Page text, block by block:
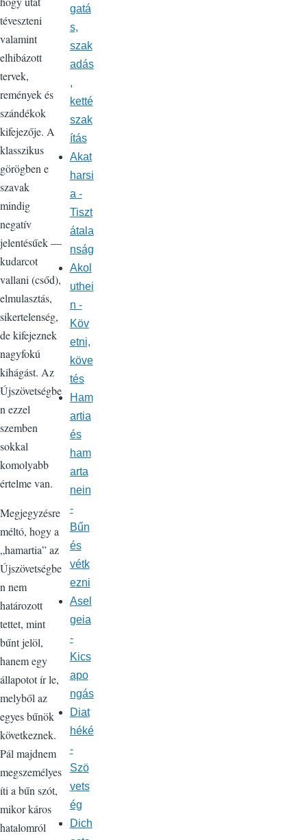
téveszteni
valamint
elhibázott
tervek,
remények és
szándékok
kifejezője. A
klasszikus
görögben e
szavak
mindig
negatív
jelentésűek —
kudarcot
vallani (csőd),
elmulasztás,
sikertelenség,
de kifejeznek
nagyfokú
kihágást. Az
Újszövetségbe
n ezzel
szemben
sokkal
komolyabb
értelme van.
Megjegyzésre
méltó, hogy a
„hamartia” az
Újszövetségbe
n nem
határozott
tettet, mint
bűnt jelöl,
hanem egy
állapotot ír le,
melyből az
egyes bűnök
következnek.
Pál majdnem
megszemélyes
íti a bűn szót,
mikor káros
hatalomról
gatá
s,
szak
adás
,
ketté
szak
ítás
Akat
harsi
a -
Tiszt
átala
nság
Akol
uthei
n -
Köv
etni,
köve
tés
Ham
artia
és
ham
arta
nein
-
Bűn
és
vétk
ezni
Asel
geia
-
Kics
apo
ngás
Diat
héké
-
Szö
vets
ég
Dich